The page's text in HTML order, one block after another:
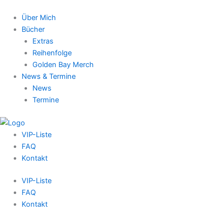
Über Mich
Bücher
Extras
Reihenfolge
Golden Bay Merch
News & Termine
News
Termine
VIP-Liste
FAQ
Kontakt
VIP-Liste
FAQ
Kontakt